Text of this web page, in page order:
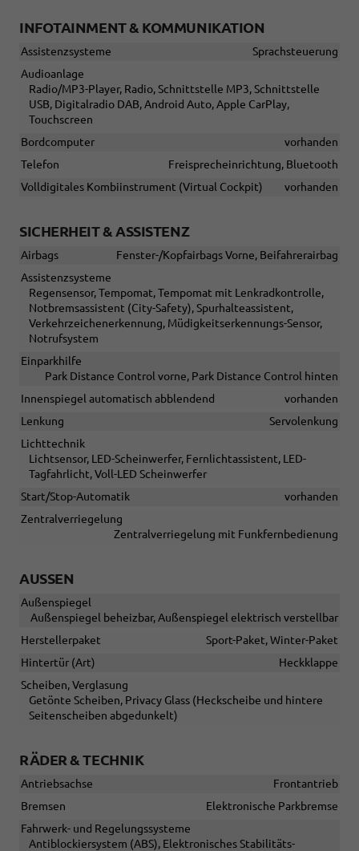
INFOTAINMENT & KOMMUNIKATION
Assistenzsysteme
Sprachsteuerung
Audioanlage
Radio/MP3-Player, Radio, Schnittstelle MP3, Schnittstelle
USB, Digitalradio DAB, Android Auto, Apple CarPlay,
Touchscreen
Bordcomputer
vorhanden
Telefon
Freisprecheinrichtung, Bluetooth
Volldigitales Kombiinstrument (Virtual Cockpit)
vorhanden
SICHERHEIT & ASSISTENZ
Airbags
Fenster-/Kopfairbags Vorne, Beifahrerairbag
Assistenzsysteme
Regensensor, Tempomat, Tempomat mit Lenkradkontrolle,
Notbremsassistent (City-Safety), Spurhalteassistent,
Verkehrzeichenerkennung, Müdigkeitserkennungs-Sensor,
Notrufsystem
Einparkhilfe
Park Distance Control vorne, Park Distance Control hinten
Innenspiegel automatisch abblendend
vorhanden
Lenkung
Servolenkung
Lichttechnik
Lichtsensor, LED-Scheinwerfer, Fernlichtassistent, LED-
Tagfahrlicht, Voll-LED Scheinwerfer
Start/Stop-Automatik
vorhanden
Zentralverriegelung
Zentralverriegelung mit Funkfernbedienung
AUSSEN
Außenspiegel
Außenspiegel beheizbar, Außenspiegel elektrisch verstellbar
Herstellerpaket
Sport-Paket, Winter-Paket
Hintertür (Art)
Heckklappe
Scheiben, Verglasung
Getönte Scheiben, Privacy Glass (Heckscheibe und hintere
Seitenscheiben abgedunkelt)
RÄDER & TECHNIK
Antriebsachse
Frontantrieb
Bremsen
Elektronische Parkbremse
Fahrwerk- und Regelungssysteme
Antiblockiersystem (ABS), Elektronisches Stabilitäts-